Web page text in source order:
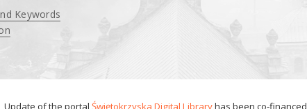
Keywords
Update of the portal Świętokrzyska Digital Libraryhas been co-financed